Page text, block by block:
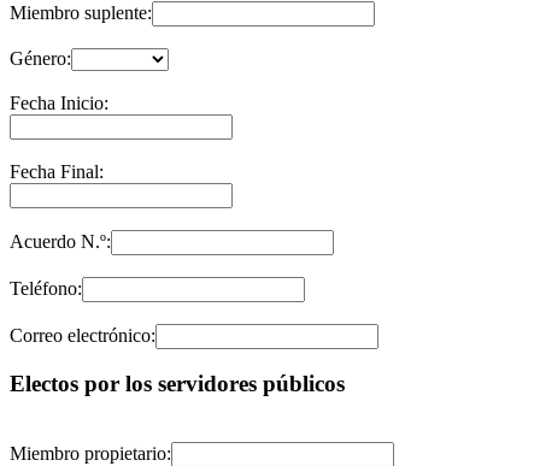
Miembro suplente:
Género:
Fecha Inicio:
Fecha Final:
Acuerdo N.º:
Teléfono:
Correo electrónico:
Electos por los servidores públicos
Miembro propietario: